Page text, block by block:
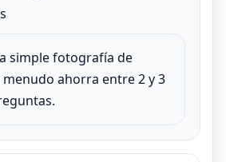
simple fotografía de
ahorra entre 2 y 3